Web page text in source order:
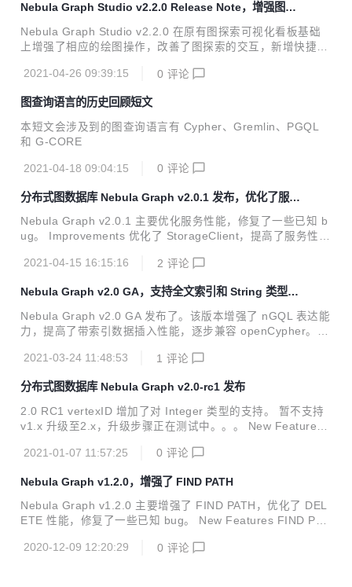
能，以及新产品全景图。还有之前社区用户频繁问到的“Nebul
a Studio 什么时候开源？”，今晚直播给你答案~ 直播议题 新
版内核 <ul> <li>新增内存水位配置，缓解 OOM 问题；</li> <
Nebula Graph Studio v2.2.0 Release Note，增强图探
索
Nebula Graph Studio v2.2.0 在原有图探索可视化看板基础
上增强了相应的绘图操作，改善了图探索的交互，新增快捷
板，新增颜色、锁定、画板搜索等功能 支持快捷键，例如：拓
持自定义步数 支持自定义颜色 新增 FIND PATH 图路径算法
最短路 全路径 非循环路径 新增鼠标右键便捷操作 完善画板数
据导出功能 csv 数据导出，支持全量数据和选中数据导出两种
果无法导入图探索问题 本版本的...
2021-04-26 09:39:15 0 评论
图查询语言的历史回顾短文
本短文会涉及到的图查询语言有 Cypher、Gremlin、PGQL
和 G-CORE
2021-04-18 09:04:15 0 评论
分布式图数据库 Nebula Graph v2.0.1 发布，优化了服务
性能
Nebula Graph v2.0.1 主要优化服务性能，修复了一些已知 b
ug。 Improvements 优化了 StorageClient，提高了服务性
型的支持，pr 参见：#469 增加对 Raft Listener 和 Storage
修复了 GO 在特殊场景下未返回起点属性的问题，pr 参见：#
859 修复了以某些方式启动服务时，因 logs 目录不存在导致
启动失败的问题，pr 参见：#873、#403 修复了 FI...
2021-04-15 16:15:16 2 评论
Nebula Graph v2.0 GA，支持全文索引和 String 类型 V
ID
Nebula Graph v2.0 GA 发布了。该版本增强了 nGQL 表达能
力，提高了带索引数据插入性能，逐步兼容 openCypher。 N
类型 新增数据类型 NULL：支持 NULL，支持为属性增加 NO
性类型） 时间类型：DATE 和 DATETIME 全文索引 Explain
& Profile 执行计划分析 子图 支持对图空间进行数据统计 Ope
nCypher 部分支持 MATCH 语句 支持 RET...
2021-03-24 11:48:53 1 评论
分布式图数据库 Nebula Graph v2.0-rc1 发布
2.0 RC1 vertexID 增加了对 Integer 类型的支持。 暂不支持
v1.x 升级至2.x，升级步骤正在测试中。。。 New Features
soft-inc/nebula-graph/pull/496、https://github.com/vesoft-i
c/nebula-storage/pull/246、https://github.com/vesoft-inc/n
e...
2021-01-07 11:57:25 0 评论
Nebula Graph v1.2.0，增强了 FIND PATH
Nebula Graph v1.2.0 主要增强了 FIND PATH，优化了 DEL
ETE 性能，修复了一些已知 bug。 New Features FIND PAT
thub.com/vesoft-inc/nebula/pull/2398 支持 ARM64 上编译
2020-12-09 12:20:29 0 评论